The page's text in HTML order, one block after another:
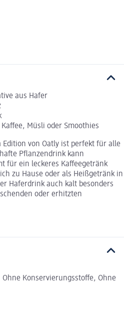
aus Hafer
Müsli oder Smoothies
Edition von Oatly ist perfekt für alle
Pflanzendrink kann
für ein leckeres Kaffeegetränk
zu Hause oder als Heißgetränk in
Haferdrink auch kalt besonders
oder erhitzten
Ohne Konservierungsstoffe, Ohne